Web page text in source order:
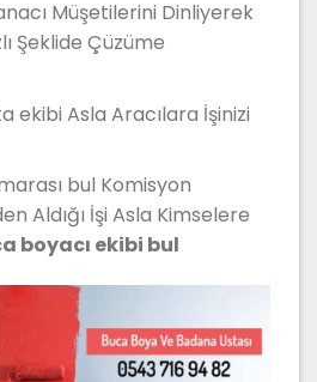
Müşetilerini Dinliyerek
Şeklide Çüzüme
ekibi Asla Aracılara İşinizi
bul Komisyon
Aldığı İşi Asla Kimselere
boyacı ekibi bul